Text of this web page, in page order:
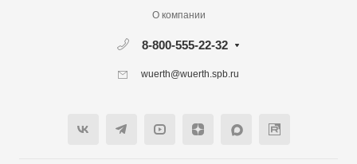
О компании
8-800-555-22-32
wuerth@wuerth.spb.ru